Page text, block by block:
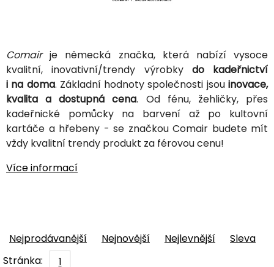
Comairje německá značka, která nabízí vysoce
kvalitní, inovativní/trendy výrobky do kadeřnictví
i na doma. Základní hodnoty společnosti jsouinovace,
kvalita a dostupná cena. Od fénu, žehličky, přes
kadeřnické pomůcky na barvení až po kultovní
kartáče a hřebeny - se značkou Comair budete mít
vždy kvalitní trendy produkt za férovou cenu!
Více informací
Nejprodávanější Nejnovější Nejlevnější
Sleva
Stránka:
1